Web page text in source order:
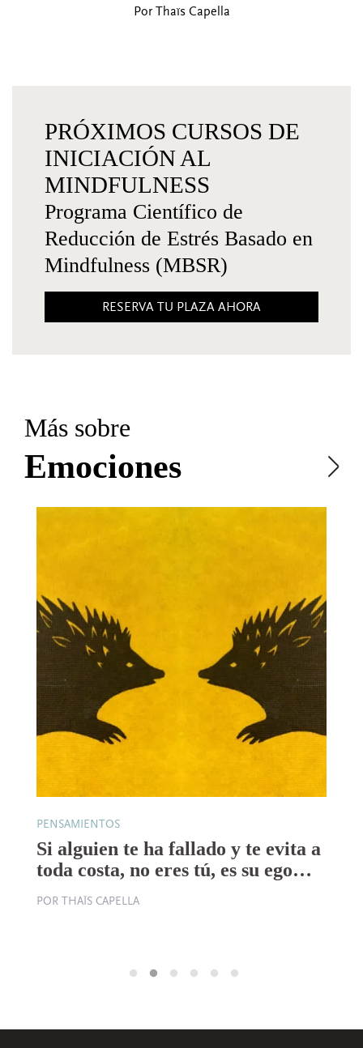
Por Thaïs Capella
PRÓXIMOS CURSOS DE
INICIACIÓN AL
MINDFULNESS
Programa Científico de
Reducción de Estrés Basado en
Mindfulness (MBSR)
RESERVA TU PLAZA AHORA
Más sobre
Emociones
PENSAMIENTOS
Si alguien te ha fallado y te evita a
toda costa, no eres tú, es su ego…
POR THAÏS CAPELLA